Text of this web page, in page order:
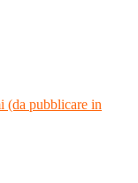
(da pubblicare in